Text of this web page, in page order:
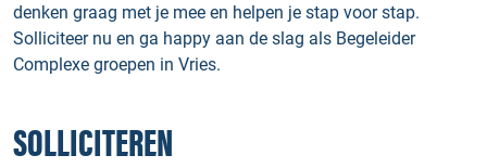
denken graag met je mee en helpen je stap voor stap.
Solliciteer nu en ga happy aan de slag als Begeleider
Complexe groepen in Vries.
SOLLICITEREN